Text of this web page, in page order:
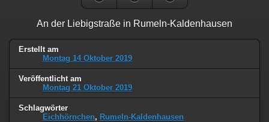
An der Liebigstraße in Rumeln-Kaldenhausen
Erstellt am
Montag 14 Oktober 2019
Veröffentlicht am
Montag 21 Oktober 2019
Schlagwörter
Eichhörnchen, Rumeln-Kaldenhausen